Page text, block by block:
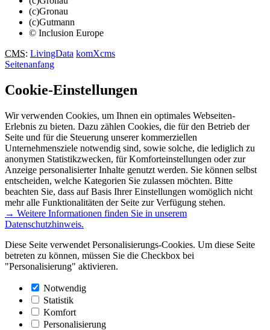
(c)Gronau
(c)Gutmann
© Inclusion Europe
CMS: LivingData komXcms
Seitenanfang
Cookie-Einstellungen
Wir verwenden Cookies, um Ihnen ein optimales Webseiten-
Erlebnis zu bieten. Dazu zählen Cookies, die für den Betrieb der
Seite und für die Steuerung unserer kommerziellen
Unternehmensziele notwendig sind, sowie solche, die lediglich zu
anonymen Statistikzwecken, für Komforteinstellungen oder zur
Anzeige personalisierter Inhalte genutzt werden. Sie können selbst
entscheiden, welche Kategorien Sie zulassen möchten. Bitte
beachten Sie, dass auf Basis Ihrer Einstellungen womöglich nicht
mehr alle Funktionalitäten der Seite zur Verfügung stehen.
→ Weitere Informationen finden Sie in unserem
Datenschutzhinweis.
Diese Seite verwendet Personalisierungs-Cookies. Um diese Seite
betreten zu können, müssen Sie die Checkbox bei
"Personalisierung" aktivieren.
Notwendig
Statistik
Komfort
Personalisierung